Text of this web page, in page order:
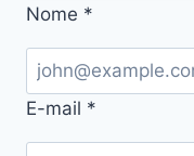
Nome *
E-mail *